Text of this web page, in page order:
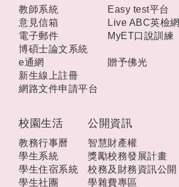
校園生活
教務行事曆
學生系統
學生住宿系統
學生社團
公開資訊
智慧財產權
獎勵校務發展計畫
校務及財務資訊公開
學雜費專區
教師系統
意見信箱
電子郵件
博碩士論文系統
e通網
新生線上註冊
網路文件申請平台
Easy test平台
Live ABC英檢網
MyET口說訓練
贈予佛光